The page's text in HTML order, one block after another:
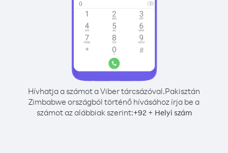
Hívhatja a számot a Viber tárcsázóval.Pakisztán
Zimbabwe országból történő hívásához írja be a
számot az alábbiak szerint:+92+ Helyi szám